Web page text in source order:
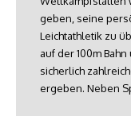
geben, seine
Leichtathletik zu
auf der 100m
sicherlich
ergeben. Neben